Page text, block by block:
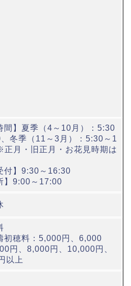
間】夏季（4～10月）：5:30
冬季（11～3月）：5:30～1
月・旧正月・お花見時期は
付】9:30～16:30
】9:00～17:00
初穂料：5,000円、6,000
円、8,000円、10,000円、
以上